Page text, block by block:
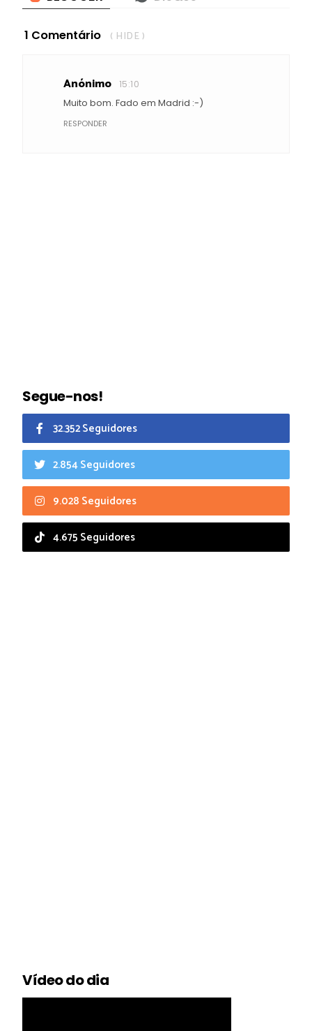
1 Comentário ( HIDE )
Anónimo 15:10
Muito bom. Fado em Madrid :-)
RESPONDER
Segue-nos!
32.352 Seguidores
2.854 Seguidores
9.028 Seguidores
4.675 Seguidores
Vídeo do dia